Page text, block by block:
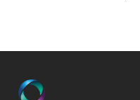
Συμβατότητα
Τύπος